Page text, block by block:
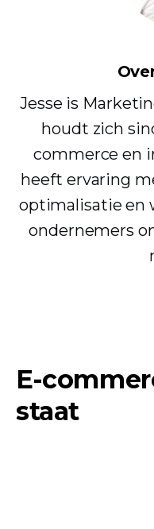
Jesse is
houdt zich
commerce en
heeft ervaring
optimalisatie en
ondernemers
E-
staat